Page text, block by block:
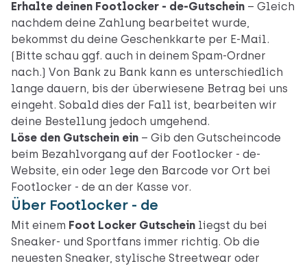
Erhalte deinen Footlocker - de-Gutschein – Gleich
nachdem deine Zahlung bearbeitet wurde,
bekommst du deine Geschenkkarte per E-Mail.
(Bitte schau ggf. auch in deinem Spam-Ordner
nach.) Von Bank zu Bank kann es unterschiedlich
lange dauern, bis der überwiesene Betrag bei uns
eingeht. Sobald dies der Fall ist, bearbeiten wir
deine Bestellung jedoch umgehend.
Löse den Gutschein ein – Gib den Gutscheincode
beim Bezahlvorgang auf der Footlocker - de-
Website, ein oder lege den Barcode vor Ort bei
Footlocker - de an der Kasse vor.
Über Footlocker - de
Mit einem Foot Locker Gutschein liegst du bei
Sneaker- und Sportfans immer richtig. Ob die
neuesten Sneaker, stylische Streetwear oder